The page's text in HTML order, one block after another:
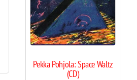
Pekka Pohjola: Space Waltz
(CD)